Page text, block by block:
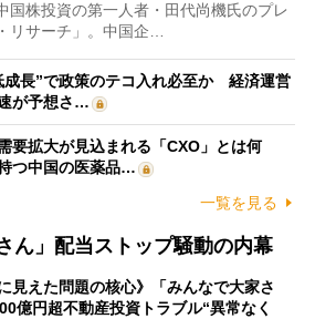
株投資の第一人者・田代尚機氏のプレ
リサーチ」。中国企…
成長”で政策のテコ入れ必至か 経済運営
が予想さ…
要拡大が見込まれる「CXO」とは何
つ中国の医薬品…
一覧を見る
ん」配当ストップ騒動の内幕
に見えた問題の核心》「みんなで大家さ
億円超不動産投資トラブル“異常なく